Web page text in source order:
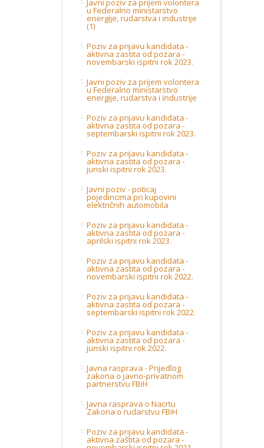
Javni poziv za prijem volontera
u Federalno ministarstvo
energije, rudarstva i industrije
(1)
Poziv za prijavu kandidata -
aktivna zastita od pozara -
novembarski ispitni rok 2023.
Javni poziv za prijem volontera
u Federalno ministarstvo
energije, rudarstva i industrije
Poziv za prijavu kandidata -
aktivna zastita od pozara -
septembarski ispitni rok 2023.
Poziv za prijavu kandidata -
aktivna zastita od pozara -
junski ispitni rok 2023.
Javni poziv - poticaj
pojedincima pri kupovini
električnih automobila
Poziv za prijavu kandidata -
aktivna zastita od pozara -
aprilski ispitni rok 2023.
Poziv za prijavu kandidata -
aktivna zastita od pozara -
novembarski ispitni rok 2022.
Poziv za prijavu kandidata -
aktivna zastita od pozara -
septembarski ispitni rok 2022.
Poziv za prijavu kandidata -
aktivna zastita od pozara -
junski ispitni rok 2022.
Javna rasprava - Prijedlog
zakona o javno-privatnom
partnerstvu FBiH
Javna rasprava o Nacrtu
Zakona o rudarstvu FBiH
Poziv za prijavu kandidata -
aktivna zaštita od pozara -